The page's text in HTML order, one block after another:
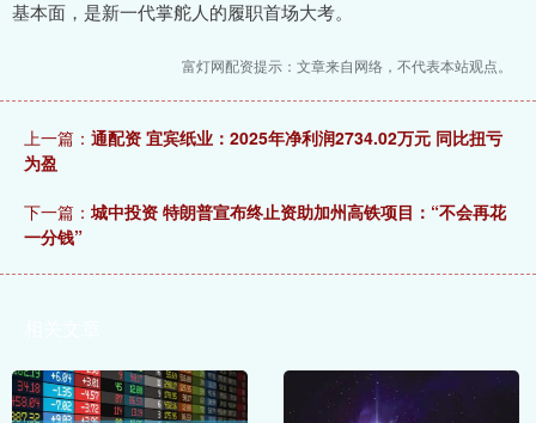
基本面，是新一代掌舵人的履职首场大考。
富灯网配资提示：文章来自网络，不代表本站观点。
上一篇： 通配资 宜宾纸业：2025年净利润2734.02万元 同比扭亏
为盈
下一篇： 城中投资 特朗普宣布终止资助加州高铁项目：“不会再花
一分钱”